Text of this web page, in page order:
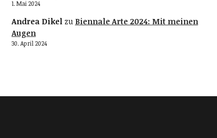
1. Mai 2024
Andrea Dikelzu Biennale Arte 2024: Mit meinen
Augen
30. April 2024